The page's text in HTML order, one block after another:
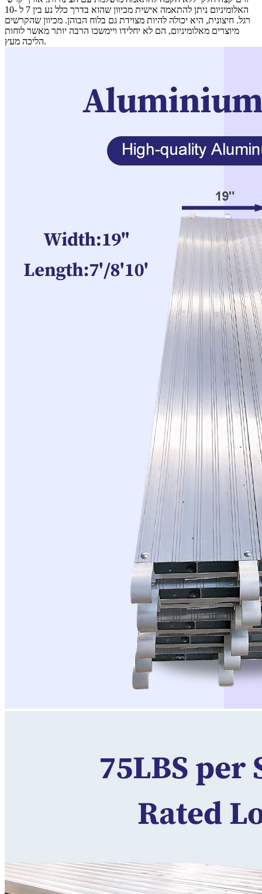
האלומיניום ניתן להתאמה אישית מכיוון שהוא בדרך כלל נע בין 7 ל -10
רגל. חיצונית, היא יכולה להיות מצוידת גם בלוח הבוהן. מכיוון שהקרשים
מיוצרים מאלומיניום, הם לא יחלידו ויימשכו הרבה יותר מאשר לוחות
הליכה מעץ.